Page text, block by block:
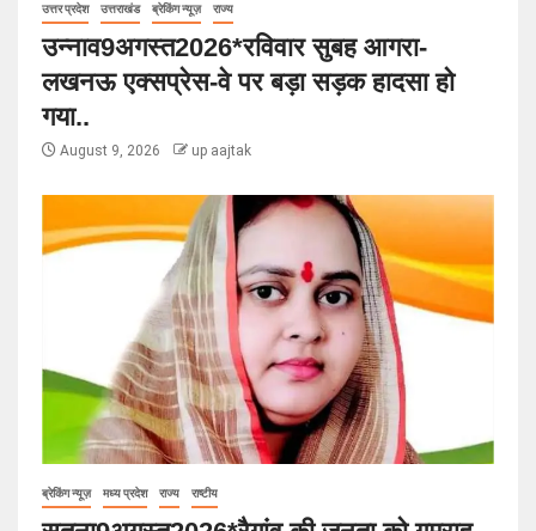
उत्तर प्रदेश उत्तराखंड ब्रेकिंग न्यूज़ राज्य
उन्नाव9अगस्त2026*रविवार सुबह आगरा-
लखनऊ एक्सप्रेस-वे पर बड़ा सड़क हादसा हो
गया..
August 9, 2026 up aajtak
ब्रेकिंग न्यूज़ मध्य प्रदेश राज्य राष्टीय